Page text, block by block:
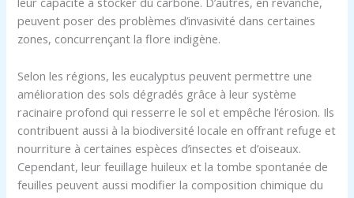
peuvent poser des problèmes d’invasivité dans certaines
zones, concurrençant la flore indigène.
Selon les régions, les eucalyptus peuvent permettre une
amélioration des sols dégradés grâce à leur système
racinaire profond qui resserre le sol et empêche l’érosion. Ils
contribuent aussi à la biodiversité locale en offrant refuge et
nourriture à certaines espèces d’insectes et d’oiseaux.
Cependant, leur feuillage huileux et la tombe spontanée de
feuilles peuvent aussi modifier la composition chimique du